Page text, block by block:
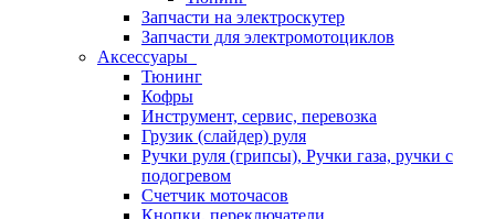
Запчасти на электроскутер
Запчасти для электромотоциклов
Аксессуары
Тюнинг
Кофры
Инструмент, сервис, перевозка
Грузик (слайдер) руля
Ручки руля (грипсы), Ручки газа, ручки с
подогревом
Счетчик моточасов
Кнопки, переключатели